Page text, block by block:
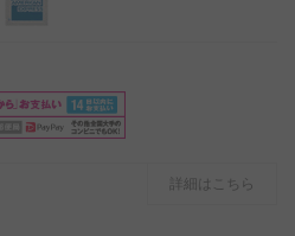
詳細はこちら